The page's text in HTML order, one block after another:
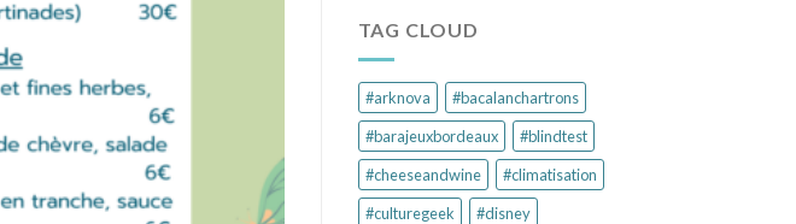
TAG CLOUD
#arknova
#bacalanchartrons
#barajeuxbordeaux
#blindtest
#cheeseandwine
#climatisation
#culturegeek
#disney